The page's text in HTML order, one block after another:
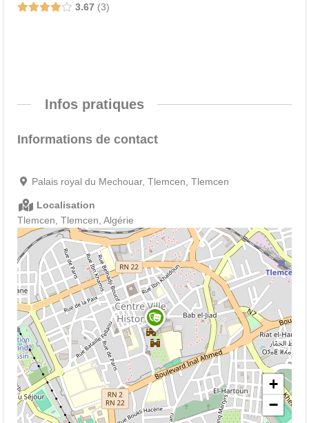
3.67 3
Infos pratiques
Informations de contact
Palais royal du Mechouar, Tlemcen, Tlemcen
Localisation
Tlemcen, Tlemcen, Algérie
+
−